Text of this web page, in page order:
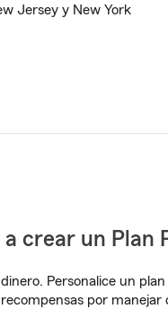
Jersey y New York
crear un Plan
Personalice un
por